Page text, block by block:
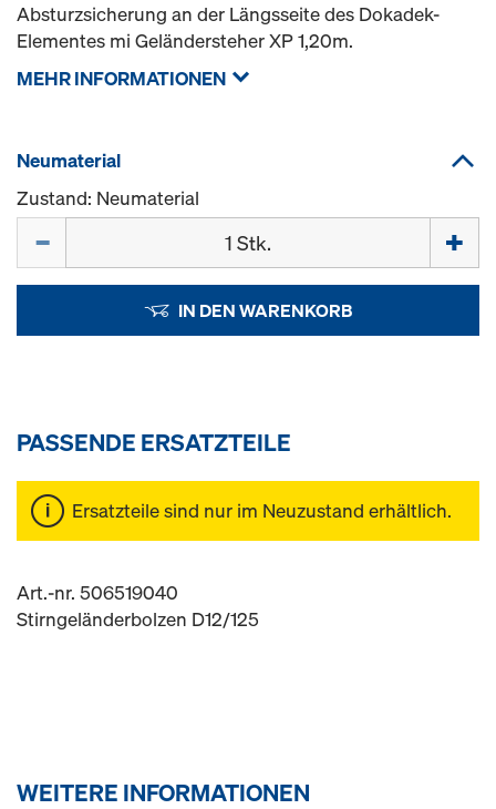
Absturzsicherung an der Längsseite des Dokadek-
Elementes mi Geländersteher XP 1,20m.
MEHR INFORMATIONEN
Neumaterial
Zustand: Neumaterial
IN DEN WARENKORB
PASSENDE ERSATZTEILE
Ersatzteile sind nur im Neuzustand erhältlich.
Art.-nr. 506519040
Stirngeländerbolzen D12/125
WEITERE INFORMATIONEN